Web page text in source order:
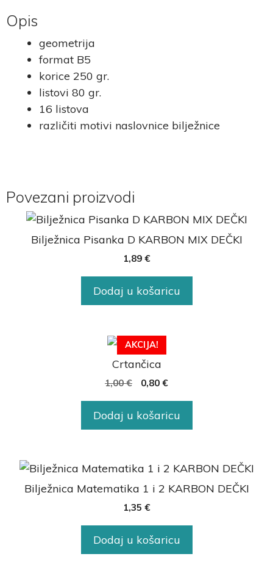
Opis
geometrija
format B5
korice 250 gr.
listovi 80 gr.
16 listova
različiti motivi naslovnice bilježnice
Povezani proizvodi
Bilježnica Pisanka D KARBON MIX DEČKI
1,89 €
Dodaj u košaricu
AKCIJA!
Crtančica
1,00€ 0,80 €
Dodaj u košaricu
Bilježnica Matematika 1 i 2 KARBON DEČKI
1,35 €
Dodaj u košaricu